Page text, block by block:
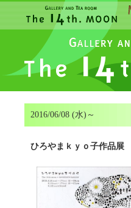
2016/06/08 (水)～
ひろやまｋｙｏ子作品